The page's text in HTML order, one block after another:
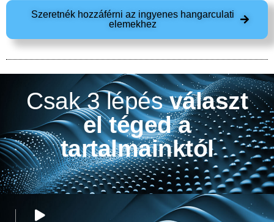
Szeretnék hozzáférni az ingyenes hangarculati
elemekhez
Csak 3 lépésválaszt
el téged a
tartalmainktól